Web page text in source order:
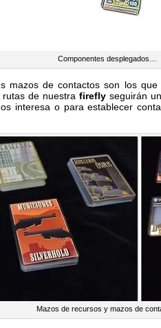
Componentes desplegados…
mazos de contactos son los
de nuestra firefly seguirán
interesa o para establecer
Mazos de recursos y mazos de